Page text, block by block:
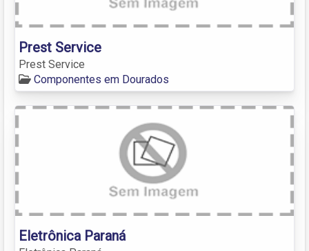
Prest Service
Prest Service
Componentes em Dourados
Eletrônica Paraná